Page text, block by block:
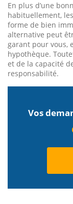
En plus d’une
habituellement,
forme de bien
alternative peut
garant pour vous,
hypothèque.
et de la capacité
responsabilité.
Vos